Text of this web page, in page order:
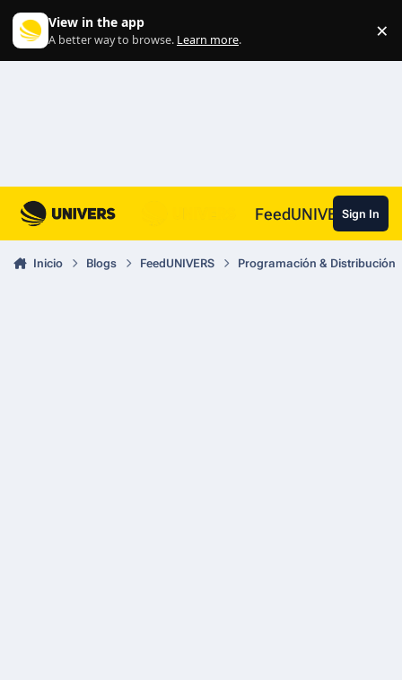
View in the app
A better way to browse. Learn more. ×
FeedUNIVERSSign In
Inicio Blogs FeedUNIVERS Programación & Distribución